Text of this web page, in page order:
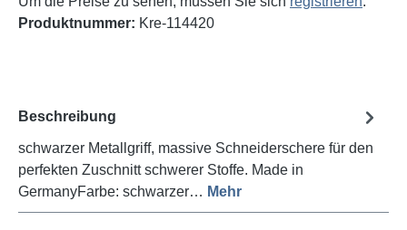
Produktnummer: Kre-114420
Beschreibung
schwarzer Metallgriff, massive Schneiderschere für den
perfekten Zuschnitt schwerer Stoffe. Made in
GermanyFarbe: schwarzer… Mehr